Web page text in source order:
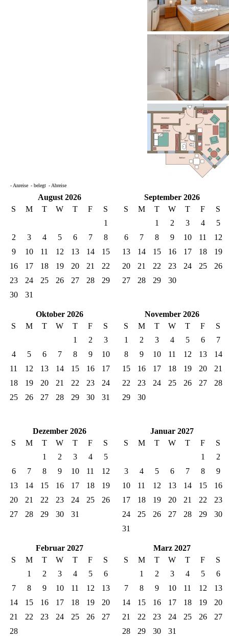
- Anreise - belegt - Abreise
August 2026
S
M T W T F
S
1
2
3 4 5 6 7
8
9
10 11 12 13 14
15
16
17 18 19 20 21
22
23
24 25 26 27 28
29
30
31
September 2026
S
M T W T F
S
1
2 3 4
5
6
7 8 9 10 11
12
13
14 15 16 17 18
19
20
21 22 23 24 25
26
27
28 29 30
Oktober 2026
S
M T W T F
S
1
2
3
4
5 6 7 8 9
10
11
12 13 14 15 16
17
18
19 20 21 22 23
24
25
26 27 28 29 30 31
November 2026
S
M T W T F
S
1
2 3 4 5 6
7
8
9 10 11 12 13
14
15
16 17 18 19 20
21
22
23 24 25 26 27
28
29
30
Dezember 2026
S
M T W T F
S
1
2 3 4
5
6
7 8 9 10 11
12
13
14 15 16 17 18
19
20
21 22 23 24 25
26
27
28 29 30 31
Januar 2027
S
M T W T F
S
1
2
3
4 5 6 7 8
9
10
11 12 13 14 15
16
17
18 19 20 21 22
23
24
25 26 27 28 29
30
31
Februar 2027
S
M T W T F
S
1
2 3 4 5
6
7
8 9 10 11 12
13
14
15 16 17 18 19
20
21
22 23 24 25 26
27
28
Marz 2027
S
M T W T F
S
1
2 3 4 5
6
7
8 9 10 11 12
13
14
15 16 17 18 19
20
21
22 23 24 25 26
27
28
29 30 31